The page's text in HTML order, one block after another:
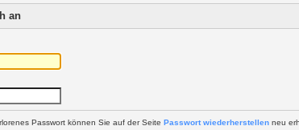
an
Passwort können Sie auf der Seite Passwort wiederherstellenneu